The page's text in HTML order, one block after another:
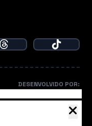
DESENVOLVIDO POR:
navegando,